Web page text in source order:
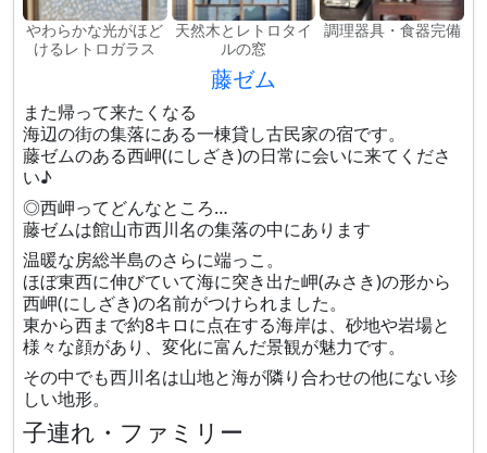
やわらかな光がほど
けるレトロガラス
天然木とレトロタイ
ルの窓
調理器具・食器完備
藤ゼム
また帰って来たくなる
海辺の街の集落にある一棟貸し古民家の宿です。
藤ゼムのある西岬(にしざき)の日常に会いに来てくださ
い♪
◎西岬ってどんなところ…
藤ゼムは館山市西川名の集落の中にあります
温暖な房総半島のさらに端っこ。
ほぼ東西に伸びていて海に突き出た岬(みさき)の形から
西岬(にしざき)の名前がつけられました。
東から西まで約8キロに点在する海岸は、砂地や岩場と
様々な顔があり、変化に富んだ景観が魅力です。
その中でも西川名は山地と海が隣り合わせの他にない珍
しい地形。
子連れ・ファミリー